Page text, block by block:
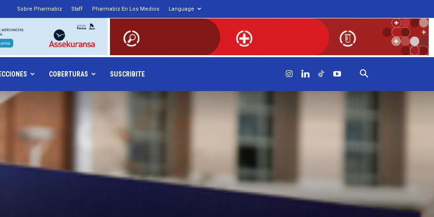
Sobre Pharmabiz Staff Pharmabiz En Los Medios Language
COBERTURAS SUSCRIBITE